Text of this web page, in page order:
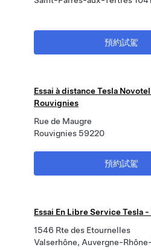
預約試駕
Essai à distance Tesla
Rouvignies
Rue de Maugre
Rouvignies 59220
預約試駕
Essai En Libre Service Tesla
1546 Rte des Etournelles
Valserhône, Auvergne-